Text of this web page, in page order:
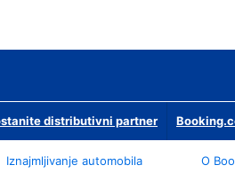
distributivni partner
Iznajmljivanje automobila
О